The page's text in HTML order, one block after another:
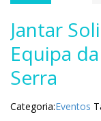
Jantar
Equipa
Serra
Categoria:Eventos